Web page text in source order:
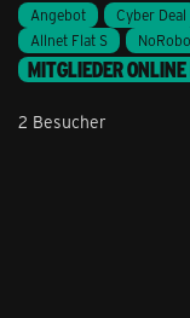
Angebot Cyber Deal
Allnet Flat S
MITGLIEDER
2 Besucher